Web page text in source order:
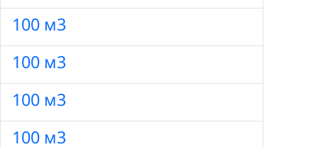
100 м3
100 м3
100 м3
100 м3